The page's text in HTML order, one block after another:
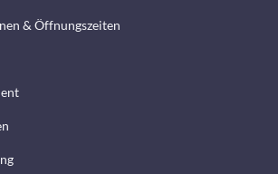
& Öffnungszeiten